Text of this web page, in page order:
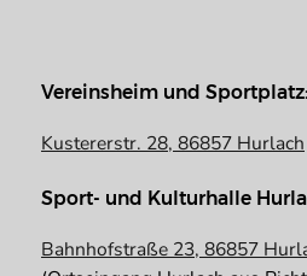
Vereinsheim und Sportplatz:
Kustererstr. 28, 86857 Hurlach
Sport- und Kulturhalle
Bahnhofstraße 23, 86857